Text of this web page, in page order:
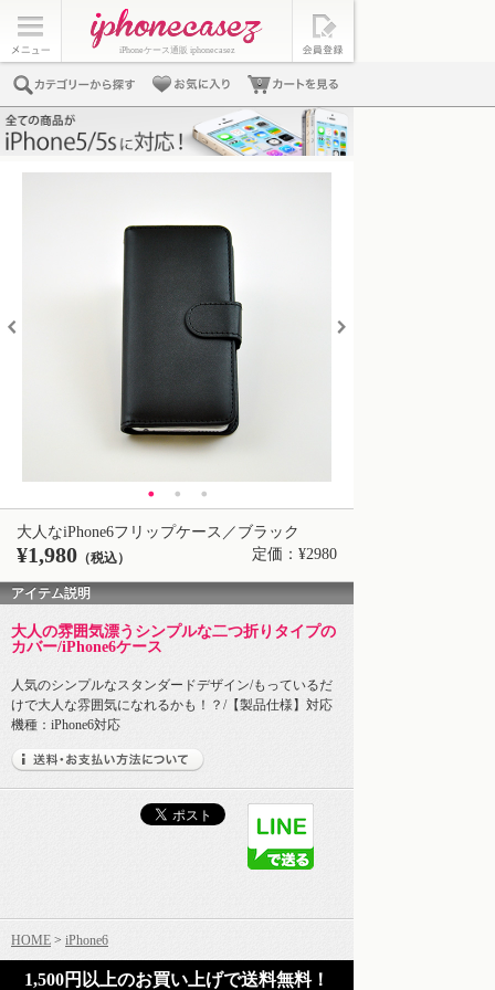
iPhoneケース通販 iphonecasez
0
・ ・ ・
大人なiPhone6フリップケース／ブラック
¥1,980 （税込） 定価：¥2980
アイテム説明
大人の雰囲気漂うシンプルな二つ折りタイプの
カバー/iPhone6ケース
人気のシンプルなスタンダードデザイン/もっているだ
けで大人な雰囲気になれるかも！？/【製品仕様】対応
機種：iPhone6対応
HOME > iPhone6
1,500円以上のお買い上げで送料無料！